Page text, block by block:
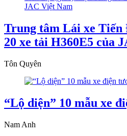
Trung tâm Lái xe Tiến
20 xe tải H360E5 của
Tôn Quyên
“Lộ diện” 10 mẫu xe
Nam Anh